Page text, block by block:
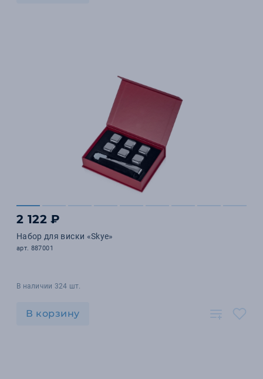
2 122 ₽
Набор для виски «Skye»
арт. 887001
В наличии 324 шт.
В корзину